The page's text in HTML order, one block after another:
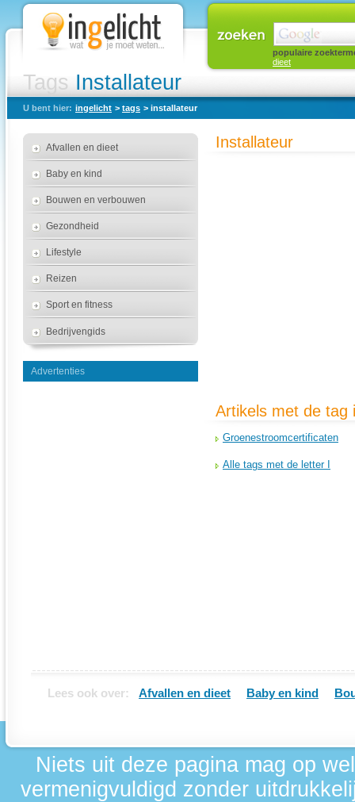
Tags Installateur
populaire
dieet
U bent hier: ingelicht > tags > installateur
Afvallen en dieet
Baby en kind
Bouwen en verbouwen
Gezondheid
Lifestyle
Reizen
Sport en fitness
Bedrijvengids
Advertenties
Installateur
Artikels met de tag
Groenestroomcertificaten
Alle tags met de letter I
Lees ook over: Afvallen en dieet Baby en kind
Niets uit deze pagina mag op
vermenigvuldigd zonder